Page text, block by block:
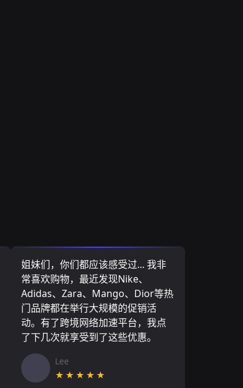
姐妹们，你们都应该感受过... 我非
常喜欢购物，最近发现Nike、
Adidas、Zara、Mango、Dior等热
门品牌都在举行大规模的促销活
动。有了跨境网络加速平台，我点
了下几次就享受到了这些优惠。
Lee
★★★★★